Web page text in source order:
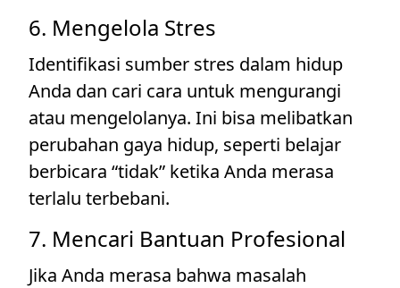
6. Mengelola Stres
Identifikasi sumber stres dalam hidup
Anda dan cari cara untuk mengurangi
atau mengelolanya. Ini bisa melibatkan
perubahan gaya hidup, seperti belajar
berbicara “tidak” ketika Anda merasa
terlalu terbebani.
7. Mencari Bantuan Profesional
Jika Anda merasa bahwa masalah